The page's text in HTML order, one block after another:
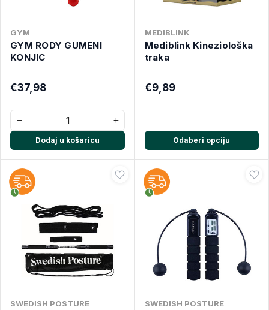
GYM
GYM RODY GUMENI
KONJIC
€37,98
− +
Dodaj u košaricu
MEDIBLINK
Mediblink Kineziološka
traka
€9,89
Odaberi opciju
SWEDISH POSTURE SWEDISH POSTURE